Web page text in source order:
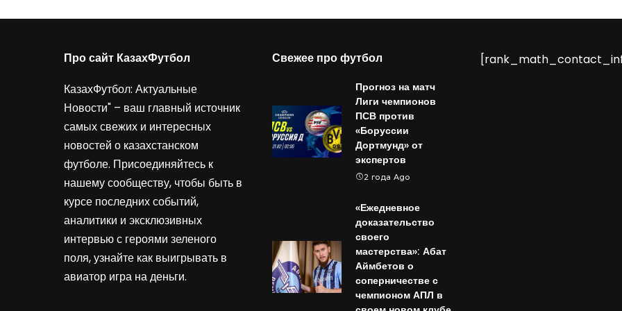
Про сайт КазахФутбол
КазахФутбол: Актуальные
Новости" – ваш главный источник
самых свежих и интересных
новостей о казахстанском
футболе. Присоединяйтесь к
нашему сообществу, чтобы быть в
курсе последних событий,
аналитики и эксклюзивных
интервью с героями зеленого
поля, узнайте как выигрывать в
авиатор игра на деньги.
Свежее про футбол
Прогноз на матч
Лиги чемпионов
ПСВ против
«Боруссии
Дортмунд» от
экспертов
2 года Ago
«Ежедневное
доказательство
своего
мастерства»: Абат
Аймбетов о
соперничестве с
чемпионом АПЛ в